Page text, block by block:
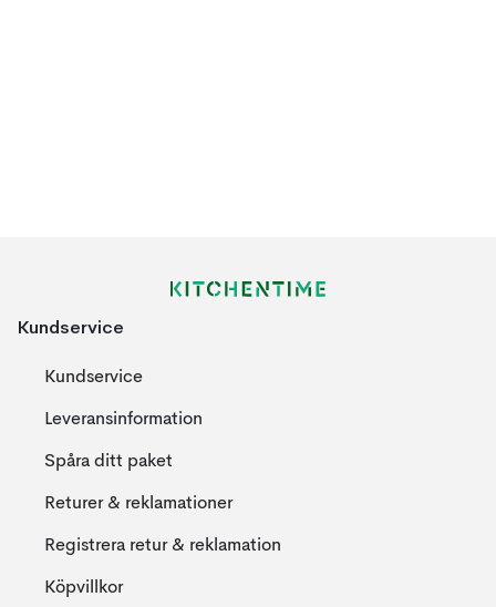
Kundservice
Kundservice
Leveransinformation
Spåra ditt paket
Returer & reklamationer
Registrera retur & reklamation
Köpvillkor